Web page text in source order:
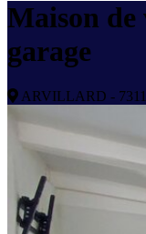
Maison
garage
ARVILLARD -